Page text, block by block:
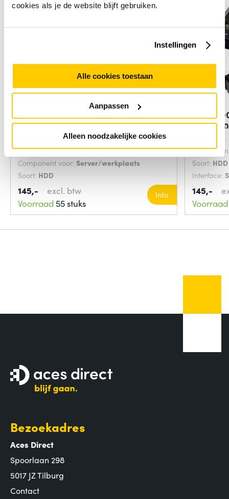
cookies als je de website blijft gebruiken.
Instellingen
Alle cookies toestaan
Aanpassen
Alleen noodzakelijke cookies
DELL 400-AJPP interne harde schijf
600 GB
HDD capaciteit:600 GB
Hot-swap:Hot-swap ja
Component voor: Server/werkplaats
Soort: HDD
145,-
excl. btw
Voorraad 55 stuks
Info
DELL
schijf
Hot-swap:
Soort: HDD
Interface:
145,-
Voorraad
Bezoekadres
Aces Direct
Spoorlaan 298
5017 JZ Tilburg
Contact